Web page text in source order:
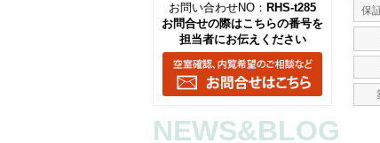
保
お問い合わせNO： RHS-t285
お問合せの際はこちらの番号を
担当者にお伝えください
NEWS&BLOG